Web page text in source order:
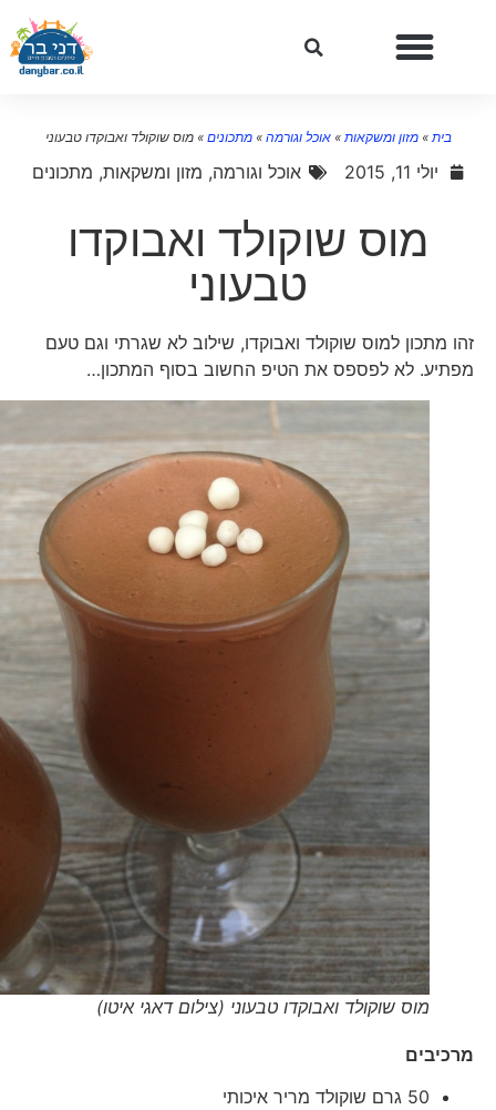
»מזון ומשקאות»אוכל וגורמה»מתכונים»מוס שוקולד ואבוקדו טבעוני
יולי 11, 2015 אוכל וגורמה,מזון ומשקאות,מתכונים
מוס שוקולד ואבוקדו
טבעוני
זהו מתכון למוס שוקולד ואבוקדו, שילוב לא שגרתי וגם טעם
מפתיע. לא לפספס את הטיפ החשוב בסוף המתכון…
מוס שוקולד ואבוקדו טבעוני (צילום דאגי איטו)
מרכיבים
50 גרם שוקולד מריר איכותי